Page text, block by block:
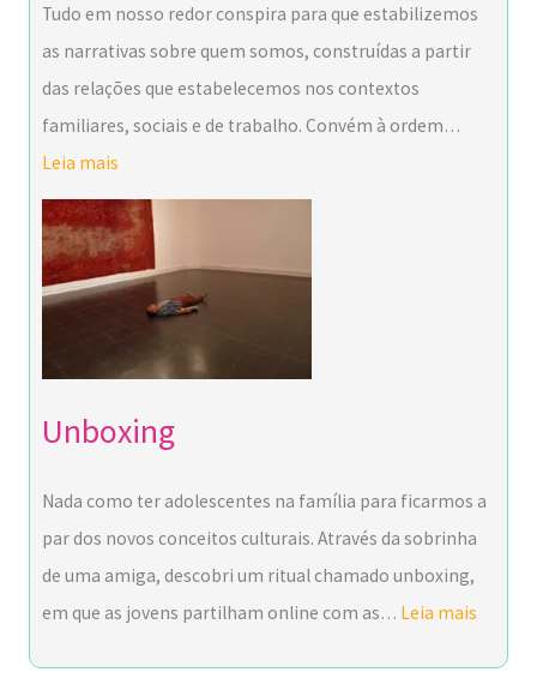
Tudo em nosso redor conspira para que estabilizemos
as narrativas sobre quem somos, construídas a partir
das relações que estabelecemos nos contextos
familiares, sociais e de trabalho. Convém à ordem…
Leia mais
Unboxing
Nada como ter adolescentes na família para ficarmos a
par dos novos conceitos culturais. Através da sobrinha
de uma amiga, descobri um ritual chamado unboxing,
em que as jovens partilham online com as… Leia mais